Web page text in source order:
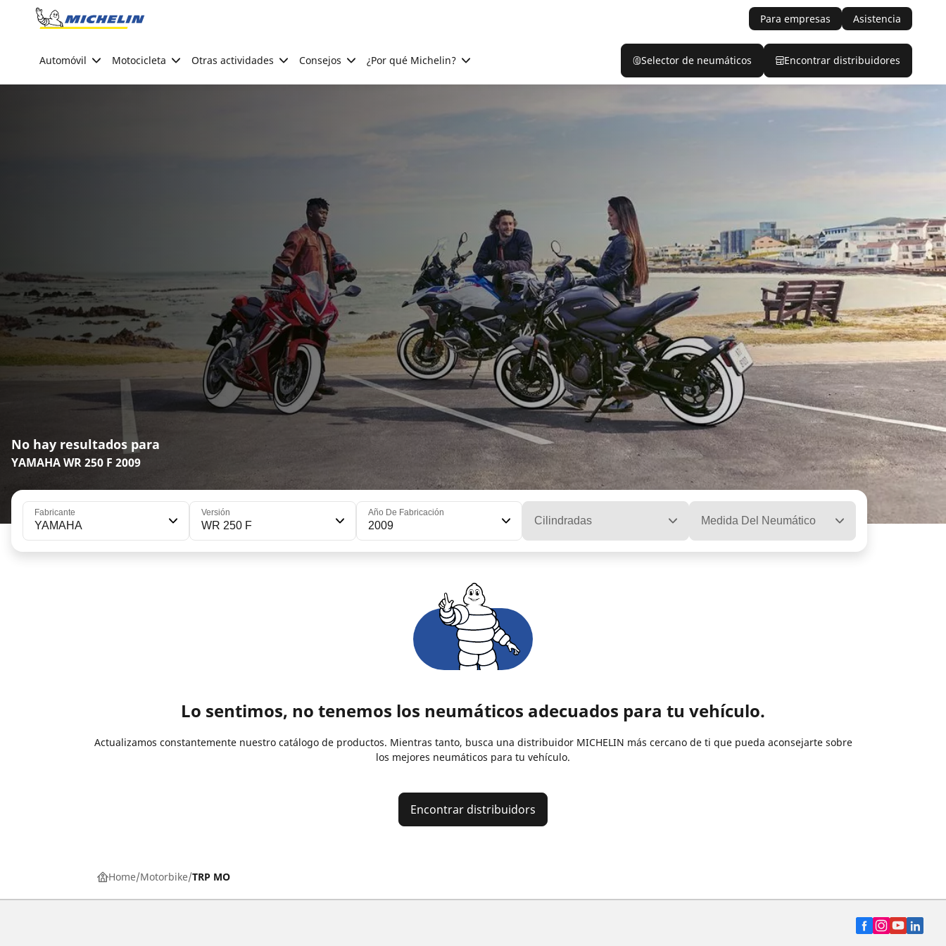
Go to page content
Para empresas Asistencia
Automóvil Motocicleta Otras actividades Consejos ¿Por qué Michelin? Selector de neumáticos Encontrar distribuidores
No hay resultados para
YAMAHA WR 250 F 2009
Fabricante
YAMAHA
Versión
WR 250 F
Año De Fabricación
2009 Cilindradas Medida Del Neumático
Lo sentimos, no tenemos los neumáticos adecuados para tu vehículo.
Actualizamos constantemente nuestro catálogo de productos. Mientras tanto, busca una distribuidor MICHELIN más cercano de ti que pueda aconsejarte sobre
los mejores neumáticos para tu vehículo.
Encontrar distribuidors
Home Motorbike TRP MO